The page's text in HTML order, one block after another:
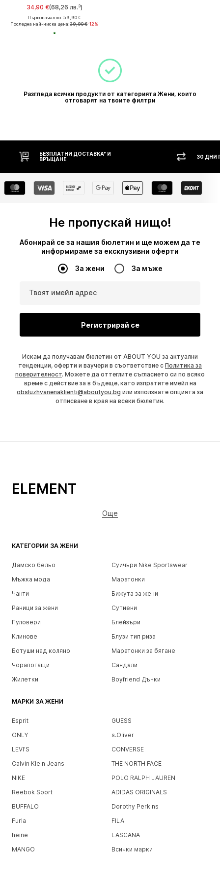
34,90 €(68,26 лв.³)
Първоначално: 59,90 €
Последна най-ниска цена:39,90 €-12%
Разгледа всички продукти от категорията Жени, които
отговарят на твоите филтри
БЕЗПЛАТНИ ДОСТАВКА* И
ВРЪЩАНЕ
30 ДНИ
Не пропускай нищо!
Абонирай се за нашия бюлетин и ще можем да те
информираме за ексклузивни оферти
За жени За мъже
Твоят имейл адрес
Регистрирай се
Искам да получавам бюлетин от ABOUT YOU за актуални
тенденции, оферти и ваучери в съответствие с Политика за
поверителност. Можете да оттеглите съгласието си по всяко
време с действие за в бъдеще, като изпратите имейл на
obsluzhvanenaklienti@aboutyou.bg или използвате опцията за
отписване в края на всеки бюлетин.
КАТЕГОРИИ ЗА ЖЕНИ
Дамско бельо
Суичъри Nike Sportswear
Мъжка мода
Маратонки
Чанти
Бижута за жени
Раници за жени
Сутиени
Пуловери
Блейзъри
Клинове
Блузи тип риза
Ботуши над коляно
Маратонки за бягане
Чорапогащи
Сандали
Жилетки
Boyfriend Дънки
МАРКИ ЗА ЖЕНИ
Esprit
GUESS
ONLY
s.Oliver
LEVI'S
CONVERSE
Calvin Klein Jeans
THE NORTH FACE
NIKE
POLO RALPH LAUREN
Reebok Sport
ADIDAS ORIGINALS
BUFFALO
Dorothy Perkins
Furla
FILA
heine
LASCANA
MANGO
Всички марки
ELEMENT
Още